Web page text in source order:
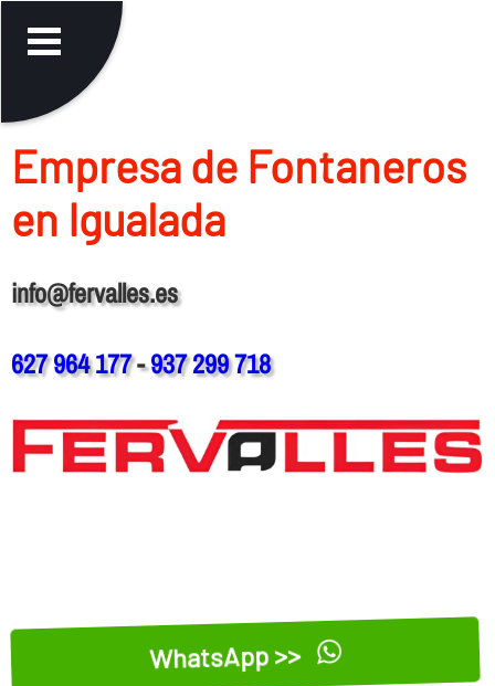
Empresa de Fontaneros
en Igualada
info@fervalles.es
627 964 177-937 299 718
WhatsApp >>